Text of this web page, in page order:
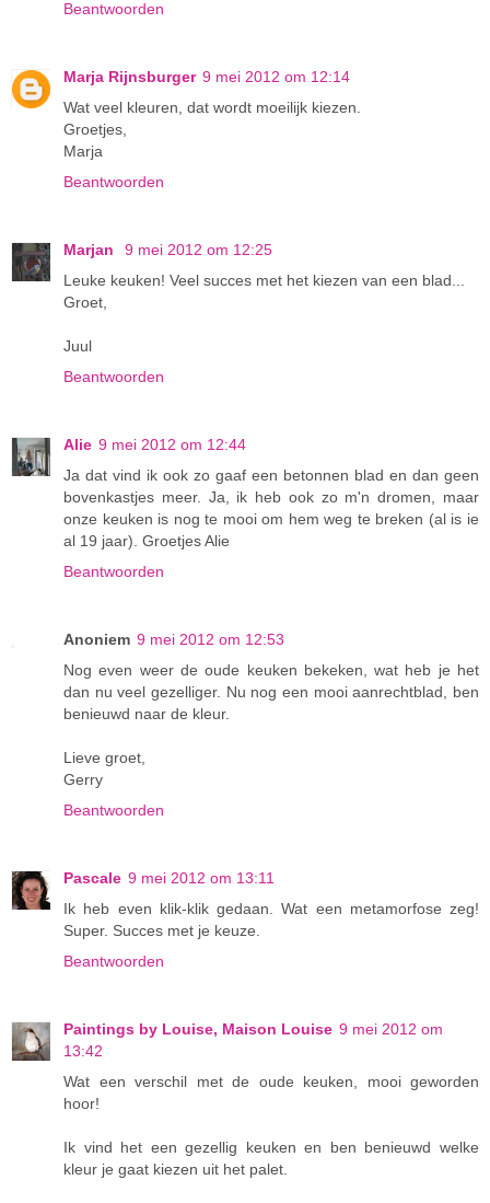
Beantwoorden
Marja Rijnsburger 9 mei 2012 om 12:14
Wat veel kleuren, dat wordt moeilijk kiezen.
Groetjes,
Marja
Beantwoorden
Marjan
9 mei 2012 om 12:25
Leuke keuken! Veel succes met het kiezen van een blad...
Groet,
Juul
Beantwoorden
Alie 9 mei 2012 om 12:44
Ja dat vind ik ook zo gaaf een betonnen blad en dan geen
bovenkastjes meer. Ja, ik heb ook zo m'n dromen, maar
onze keuken is nog te mooi om hem weg te breken (al is ie
al 19 jaar). Groetjes Alie
Beantwoorden
Anoniem 9 mei 2012 om 12:53
Nog even weer de oude keuken bekeken, wat heb je het
dan nu veel gezelliger. Nu nog een mooi aanrechtblad, ben
benieuwd naar de kleur.
Lieve groet,
Gerry
Beantwoorden
Pascale 9 mei 2012 om 13:11
Ik heb even klik-klik gedaan. Wat een metamorfose zeg!
Super. Succes met je keuze.
Beantwoorden
Paintings by Louise, Maison Louise 9 mei 2012 om
13:42
Wat een verschil met de oude keuken, mooi geworden
hoor!
Ik vind het een gezellig keuken en ben benieuwd welke
kleur je gaat kiezen uit het palet.